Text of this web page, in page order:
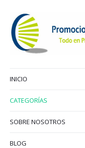
INICIO
CATEGORÍAS
SOBRE NOSOTROS
BLOG